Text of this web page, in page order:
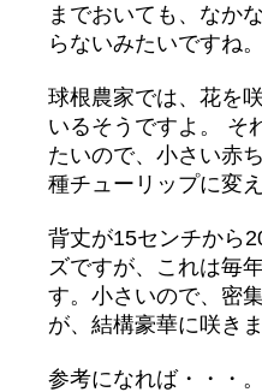
までおいても、なか
らないみたいですね。
球根農家では、花を
いるそうですよ。 そ
たいので、小さい赤
種チューリップに変え
背丈が15センチから
ズですが、これは毎
す。小さいので、密
が、結構豪華に咲きま
参考になれば・・・。